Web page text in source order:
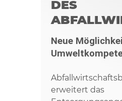
DES
Neue
erweitert das